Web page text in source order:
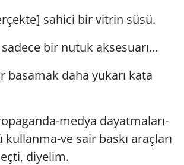
sahici bir vitrin süsü.
bir nutuk aksesuarı…
basamak daha yukarı kata
medya dayatmaları-
ve sair baskı araçları
diyelim.